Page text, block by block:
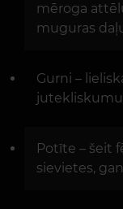
mēroga
muguras
Gurni –
Potīte – šeit
sievietes,